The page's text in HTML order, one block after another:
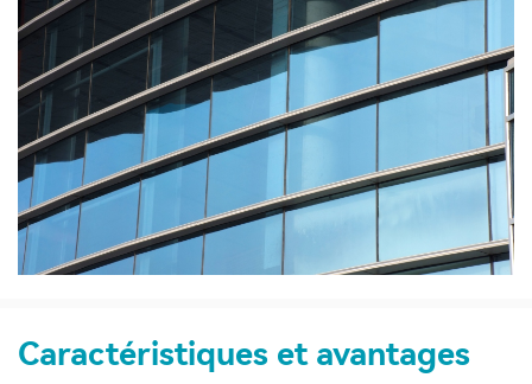
Caractéristiques et avantages